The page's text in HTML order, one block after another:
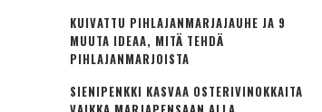
KUIVATTU PIHLAJANMARJAJAUHE JA 9
MUUTA IDEAA, MITÄ TEHDÄ
PIHLAJANMARJOISTA
SIENIPENKKI KASVAA OSTERIVINOKKAITA